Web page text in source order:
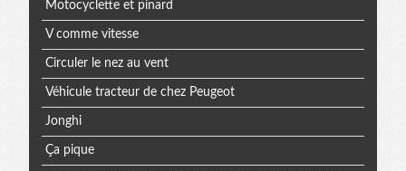
Motocyclette et pinard
V comme vitesse
Circuler le nez au vent
Véhicule tracteur de chez Peugeot
Jonghi
Ça pique